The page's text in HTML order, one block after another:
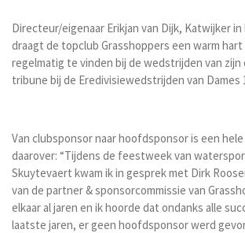
Directeur/eigenaar Erikjan van Dijk, Katwijker
draagt de topclub Grasshoppers een warm hart
regelmatig te vinden bij de wedstrijden van zijn
tribune bij de Eredivisiewedstrijden van Dames
Van clubsponsor naar hoofdsponsor is een
daarover: “Tijdens de feestweek van
Skuytevaert kwam ik in gesprek met Dirk
van de partner & sponsorcommissie van
elkaar al jaren en ik hoorde dat ondanks alle
laatste jaren, er geen hoofdsponsor werd